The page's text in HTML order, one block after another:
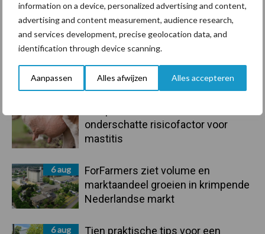
information on a device, personalized advertising and content,
advertising and content measurement, audience research,
and services development, precise geolocation data, and
identification through device scanning.
Aanpassen Alles afwijzen Alles accepteren
Primaire
Sidebar
Recent nieuws Partner nieuws
7 aug
Grondstoffenmarkt blijft grillig:
droogte en geopolitiek houden
handel in de greep
onderschatte risicofactor voor
mastitis
6 aug
ForFarmers ziet volume en
marktaandeel groeien in krimpende
Nederlandse markt
6 aug
Tien praktische tips voor een